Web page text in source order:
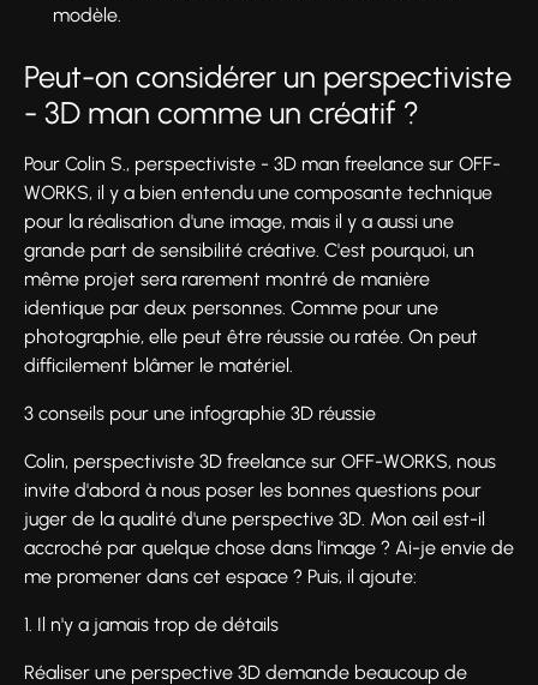
modèle.
Peut-on considérer un perspectiviste
- 3D man comme un créatif ?
Pour Colin S., perspectiviste - 3D man freelance sur OFF-
WORKS, il y a bien entendu une composante technique
pour la réalisation d'une image, mais il y a aussi une
grande part de sensibilité créative. C'est pourquoi, un
même projet sera rarement montré de manière
identique par deux personnes. Comme pour une
photographie, elle peut être réussie ou ratée. On peut
difficilement blâmer le matériel.
3 conseils pour une infographie 3D réussie
Colin, perspectiviste 3D freelance sur OFF-WORKS, nous
invite d'abord à nous poser les bonnes questions pour
juger de la qualité d'une perspective 3D. Mon œil est-il
accroché par quelque chose dans l'image ? Ai-je envie de
me promener dans cet espace ? Puis, il ajoute:
1. Il n'y a jamais trop de détails
Réaliser une perspective 3D demande beaucoup de